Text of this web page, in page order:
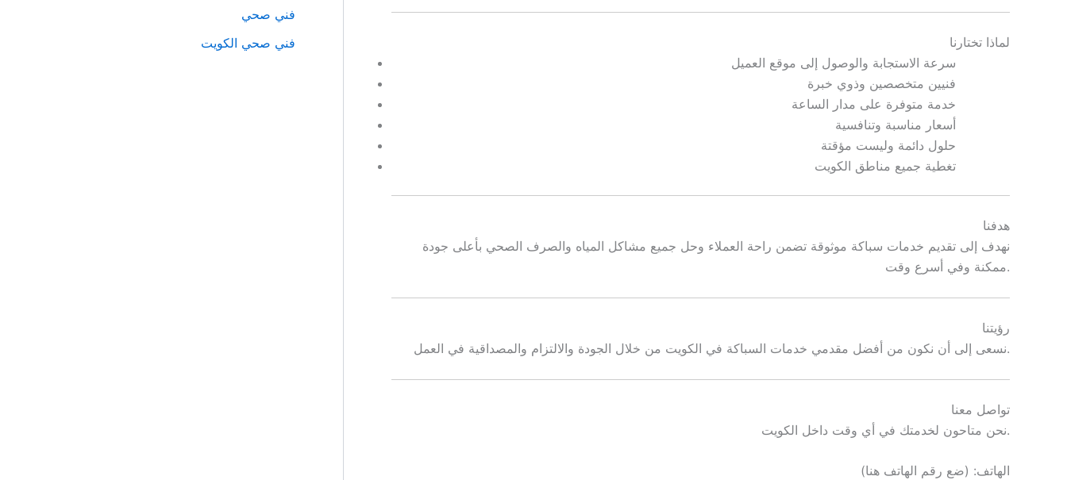
لماذا تختارنا
سرعة الاستجابة والوصول إلى موقع العميل
فنيين متخصصين وذوي خبرة
خدمة متوفرة على مدار الساعة
أسعار مناسبة وتنافسية
حلول دائمة وليست مؤقتة
تغطية جميع مناطق الكويت
هدفنا
نهدف إلى تقديم خدمات سباكة موثوقة تضمن راحة العملاء وحل جميع مشاكل المياه والصرف الصحي بأعلى جودة
ممكنة وفي أسرع وقت.
رؤيتنا
نسعى إلى أن نكون من أفضل مقدمي خدمات السباكة في الكويت من خلال الجودة والالتزام والمصداقية في العمل.
تواصل معنا
نحن متاحون لخدمتك في أي وقت داخل الكويت.
الهاتف: (ضع رقم الهاتف هنا)
فني صحي
فني صحي الكويت